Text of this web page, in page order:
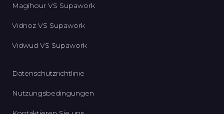
Magihour VS Supawork
Vidnoz VS Supawork
Vidwud VS Supawork
Datenschutzrichtlinie
Nutzungsbedingungen